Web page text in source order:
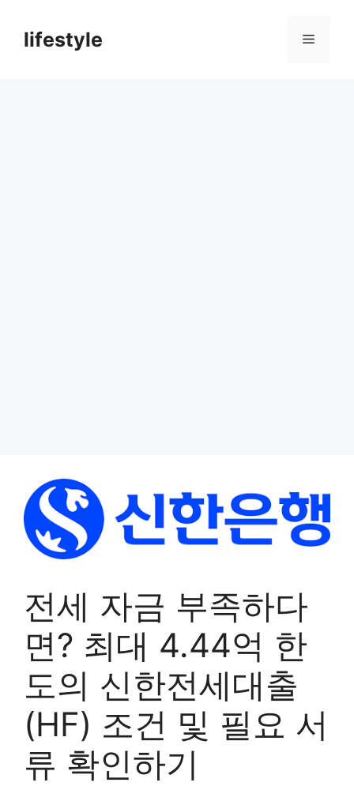
lifestyle 메
전세 자금 부족하다
면? 최대 4.44억 한
도의 신한전세대출
(HF) 조건 및 필요 서
류 확인하기